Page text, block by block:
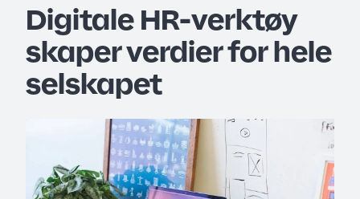
Digitale HR-verktøy
skaper verdier for hele
selskapet